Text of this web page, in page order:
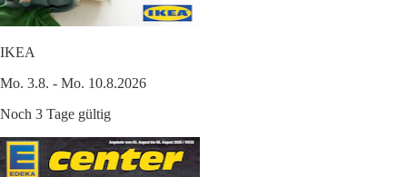
IKEA
Mo. 3.8. - Mo. 10.8.2026
Noch 3 Tage gültig